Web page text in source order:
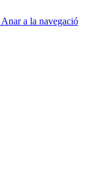
Anar a la navegació